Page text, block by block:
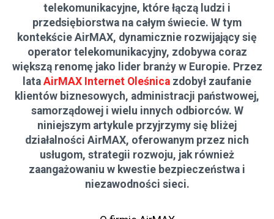
telekomunikacyjne, które łączą ludzi i
przedsiębiorstwa na całym świecie. W tym
kontekście AirMAX, dynamicznie rozwijający się
operator telekomunikacyjny, zdobywa coraz
większą renomę jako lider branży w Europie. Przez
lata AirMAX Internet Oleśnica zdobył zaufanie
klientów biznesowych, administracji państwowej,
samorządowej i wielu innych odbiorców. W
niniejszym artykule przyjrzymy się bliżej
działalności AirMAX, oferowanym przez nich
usługom, strategii rozwoju, jak również
zaangażowaniu w kwestie bezpieczeństwa i
niezawodności sieci.